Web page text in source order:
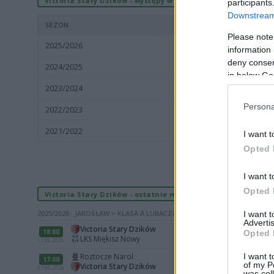
Please
information
deny
in below
I want
Opted
I want
Opted
I want
Opted
I want
of my
SEZON
2025/2026 Jarosław > Klasa A
2024/2025
Jarosław > Klasa A
2023/2024
Jarosław > Klasa B
2022/2023
Jarosław > Klasa A
2021/2022
Jarosław > Klasa A
Victoria Stary Dzików - ostatnie mecze
2025/2026 · JAROSŁAW > KLASA A LUBACZÓW
18:00
13.06.2026
Victoria Stary Dzików
LKS Miękisz Nowy
17:00
07.06.2026
Roztocze Narol
Victoria Stary Dzików